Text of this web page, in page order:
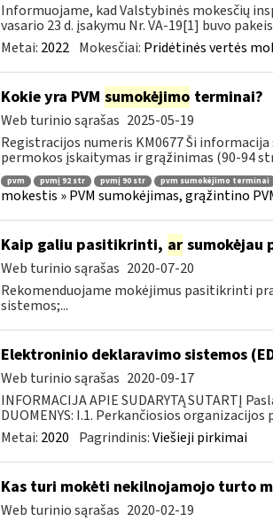
Informuojame, kad Valstybinės mokesčių
vasario 23 d. įsakymu Nr. VA-19[1] buvo
Metai: 2022 Mokesčiai: Pridėtinės vertės
Kokie yra PVM sumokėjimo terminai?
Web turinio sąrašas 2025-05-19
Registracijos numeris KM0677 Ši
permokos įskaitymas ir grąžinimas (90-94
pvm pvmį 92 str pvmį 90 str pvm sumokėjimo terminai
mokestis » PVM sumokėjimas, grąžintino
Kaip galiu pasitikrinti, arsumokėjau
Web turinio sąrašas 2020-07-20
Rekomenduojame mokėjimus pasitikrinti
sistemos;...
Elektroninio deklaravimo sistemos
Web turinio sąrašas 2020-09-17
INFORMACIJA APIE SUDARYTĄ SUTARTĮ
DUOMENYS: I.1. Perkančiosios organizacijos
Metai: 2020 Pagrindinis:Viešieji pirkimai
Kas turi mokėti nekilnojamojo turto
Web turinio sąrašas 2020-02-19